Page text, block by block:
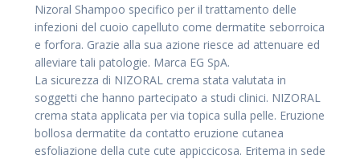
Nizoral Shampoo specifico per il trattamento delle
infezioni del cuoio capelluto come dermatite seborroica
e forfora. Grazie alla sua azione riesce ad attenuare ed
alleviare tali patologie. Marca EG SpA.
La sicurezza di NIZORAL crema stata valutata in
soggetti che hanno partecipato a studi clinici. NIZORAL
crema stata applicata per via topica sulla pelle. Eruzione
bollosa dermatite da contatto eruzione cutanea
esfoliazione della cute cute appiccicosa. Eritema in sede